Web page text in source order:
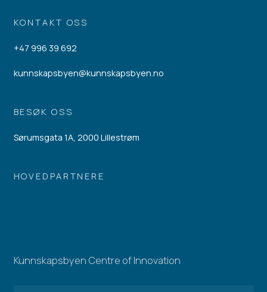
KONTAKT OSS
+47 996 39 692
kunnskapsbyen@kunnskapsbyen.no
BESØK OSS
Sørumsgata 1A, 2000 Lillestrøm
HOVEDPARTNERE
Kunnskapsbyen Centre of Innovation